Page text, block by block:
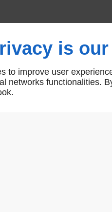
is
to improve user
networks functionalities.
.